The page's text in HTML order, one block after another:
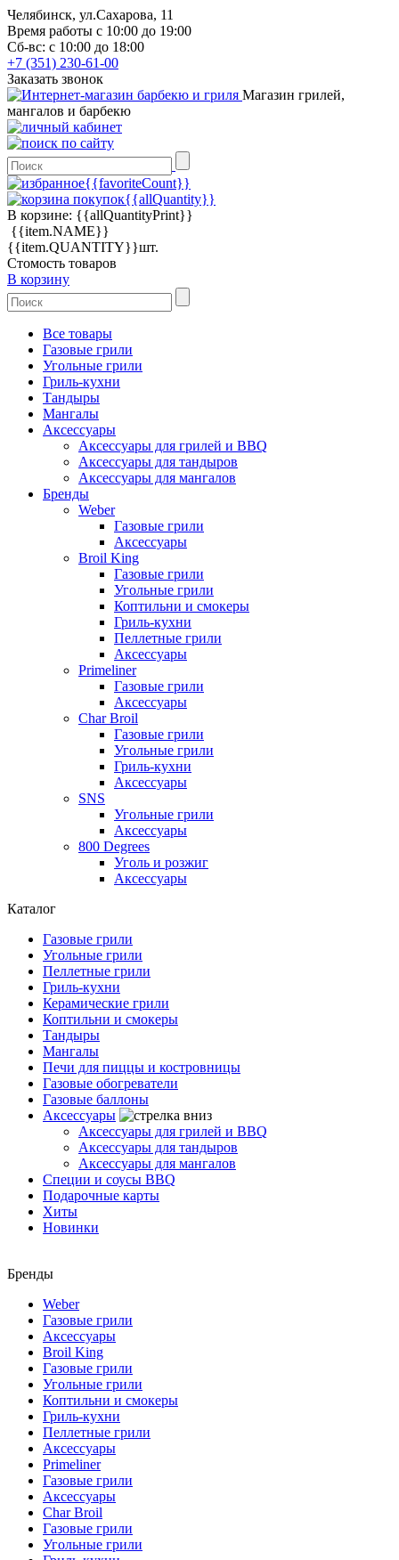
Челябинск, ул.Сахарова, 11
Время работы с 10:00 до 19:00
Сб-вс: с 10:00 до 18:00
+7 (351) 230-61-00
Заказать звонок
Магазин грилей,
мангалов и барбекю
{{favoriteCount}}
{{allQuantity}}
В корзине: {{allQuantityPrint}}
{{item.NAME}}
{{item.QUANTITY}}шт.
Стомость товаров
В корзину
Все товары
Газовые грили
Угольные грили
Гриль-кухни
Тандыры
Мангалы
Аксессуары
Аксессуары для грилей и BBQ
Аксессуары для тандыров
Аксессуары для мангалов
Бренды
Weber
Газовые грили
Аксессуары
Broil King
Газовые грили
Угольные грили
Коптильни и смокеры
Гриль-кухни
Пеллетные грили
Аксессуары
Primeliner
Газовые грили
Аксессуары
Char Broil
Газовые грили
Угольные грили
Гриль-кухни
Аксессуары
SNS
Угольные грили
Аксессуары
800 Degrees
Уголь и розжиг
Аксессуары
Каталог
Газовые грили
Угольные грили
Пеллетные грили
Гриль-кухни
Керамические грили
Коптильни и смокеры
Тандыры
Мангалы
Печи для пиццы и костровницы
Газовые обогреватели
Газовые баллоны
Аксессуары
Аксессуары для грилей и BBQ
Аксессуары для тандыров
Аксессуары для мангалов
Специи и соусы BBQ
Подарочные карты
Хиты
Новинки
Бренды
Weber
Газовые грили
Аксессуары
Broil King
Газовые грили
Угольные грили
Коптильни и смокеры
Гриль-кухни
Пеллетные грили
Аксессуары
Primeliner
Газовые грили
Аксессуары
Char Broil
Газовые грили
Угольные грили